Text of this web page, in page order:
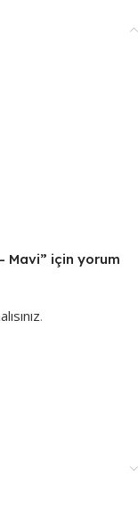
Mavi” için yorum
.